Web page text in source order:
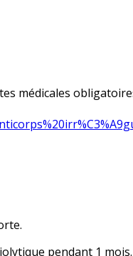
médicales
pendant 1 mois.